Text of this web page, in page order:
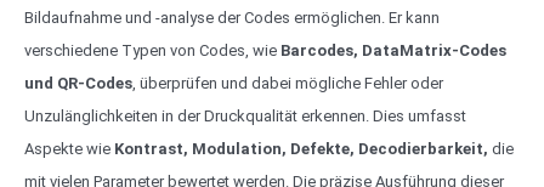
Bildaufnahme und -analyse der Codes ermöglichen. Er kann
verschiedene Typen von Codes, wie Barcodes, DataMatrix-Codes
und QR-Codes, überprüfen und dabei mögliche Fehler oder
Unzulänglichkeiten in der Druckqualität erkennen. Dies umfasst
Aspekte wie Kontrast, Modulation, Defekte, Decodierbarkeit, die
mit vielen Parameter bewertet werden. Die präzise Ausführung dieser